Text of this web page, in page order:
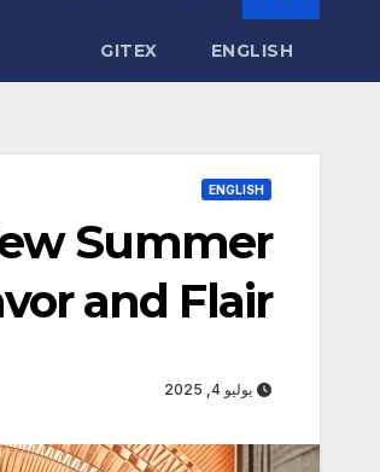
ENGLISH
GITEX
ENGLISH
Summer
and Flair
يوليو 4, 2025